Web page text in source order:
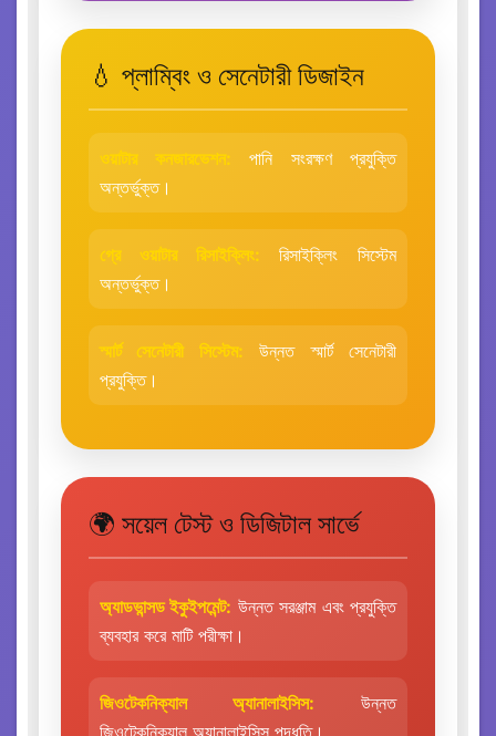
💧 প্লাম্বিং ও সেনেটারী ডিজাইন
ওয়াটার কনজারভেশন: পানি সংরক্ষণ প্রযুক্তি
অন্তর্ভুক্ত।
গ্রে ওয়াটার রিসাইক্লিং: রিসাইক্লিং সিস্টেম
অন্তর্ভুক্ত।
স্মার্ট সেনেটারী সিস্টেম: উন্নত স্মার্ট সেনেটারী
প্রযুক্তি।
🌍 সয়েল টেস্ট ও ডিজিটাল সার্ভে
অ্যাডভান্সড ইকুইপমেন্ট: উন্নত সরঞ্জাম এবং প্রযুক্তি
ব্যবহার করে মাটি পরীক্ষা।
জিওটেকনিক্যাল অ্যানালাইসিস: উন্নত